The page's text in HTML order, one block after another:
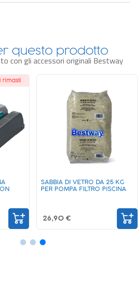
problemi. La piscina APX 365 è dotata
marmoall’esterno e il realistico
questo prodotto
con gli accessori originali Bestway
Novità
rimasti
SABBIA DI VETRO DA 25 KG
PER POMPA FILTRO PISCINA
26,90 €